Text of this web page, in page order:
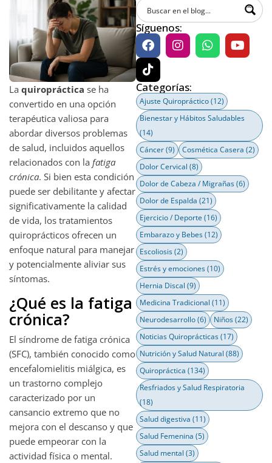
La quiropráctica se ha
convertido en una opción
terapéutica valiosa para
abordar diversos problemas
de salud, incluidos aquellos
relacionados con la fatiga
crónica. Si bien esta condición
puede ser debilitante y afectar
significativamente la calidad
de vida, los tratamientos
quiroprácticos ofrecen un
enfoque natural para manejar
y potencialmente aliviar sus
síntomas.
¿Qué es la fatiga
crónica?
El síndrome de fatiga crónica
(SFC), también conocido como
encefalomielitis miálgica, es
un trastorno complejo
caracterizado por un
cansancio extremo que no
mejora con el descanso y que
puede empeorar con la
actividad física o mental.
Síguenos:
Categorías:
Ajuste Quiropráctico(12)
Bienestar y Hábitos Saludables
(14)
Cáncer(9) Cosmética Casera (2)
Dolor Cervical (8)
Dolor de Cabeza / Migrañas(6)
Dolor de Espalda (21)
Ejercicio / Deporte (16)
Embarazo y Bebes(12)
Escoliosis(2)
Estrés y emociones(10)
Hernia Discal (9)
Medicina Tradicional (11)
Neurodesarrollo(6) Niños(22)
Noticias Quiroprácticas(17)
Nutrición y Salud Natural (88)
Quiropráctica (134)
Resfriados y Salud Respiratoria
(18)
Salud digestiva (11)
Salud Femenina (5)
Salud mental (3)